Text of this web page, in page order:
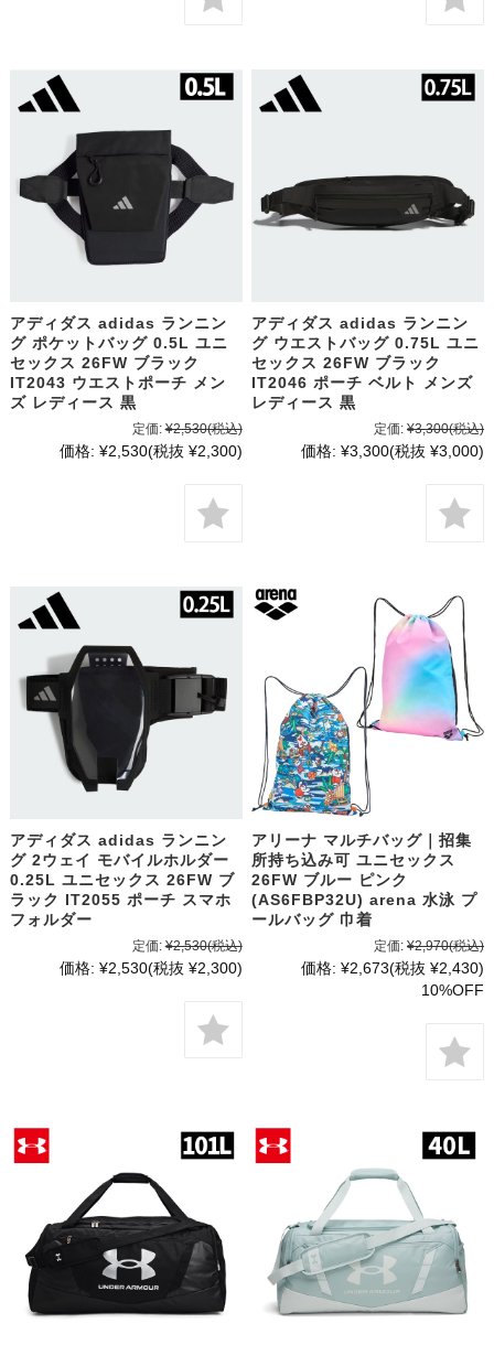
アディダス adidas ランニン
グ ポケットバッグ 0.5L ユニ
セックス 26FW ブラック
IT2043 ウエストポーチ メン
ズ レディース 黒
定価: ¥2,530(税込)
価格: ¥2,530(税抜 ¥2,300)
アディダス adidas ランニン
グ ウエストバッグ 0.75L ユニ
セックス 26FW ブラック
IT2046 ポーチ ベルト メンズ
レディース 黒
定価: ¥3,300(税込)
価格: ¥3,300(税抜 ¥3,000)
アディダス adidas ランニン
グ 2ウェイ モバイルホルダー
0.25L ユニセックス 26FW ブ
ラック IT2055 ポーチ スマホ
フォルダー
定価: ¥2,530(税込)
価格: ¥2,530(税抜 ¥2,300)
アリーナ マルチバッグ｜招集
所持ち込み可 ユニセックス
26FW ブルー ピンク
(AS6FBP32U) arena 水泳 プ
ールバッグ 巾着
定価: ¥2,970(税込)
価格: ¥2,673(税抜 ¥2,430)
10%OFF